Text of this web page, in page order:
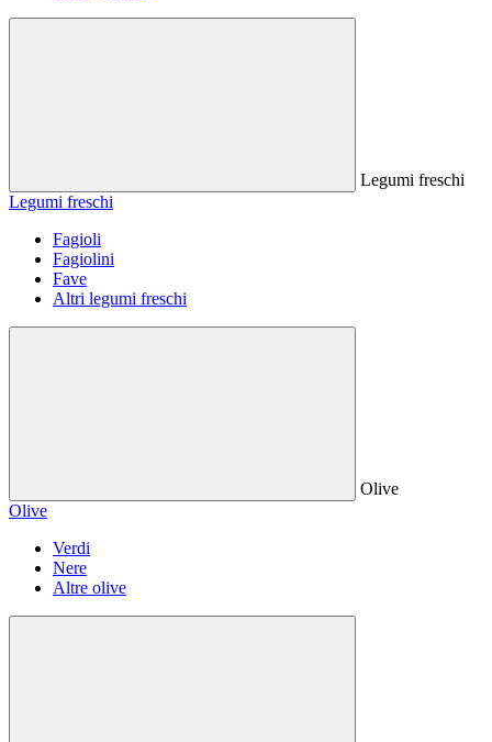
Legumi freschi
Legumi freschi
Fagioli
Fagiolini
Fave
Altri legumi freschi
Olive
Olive
Verdi
Nere
Altre olive